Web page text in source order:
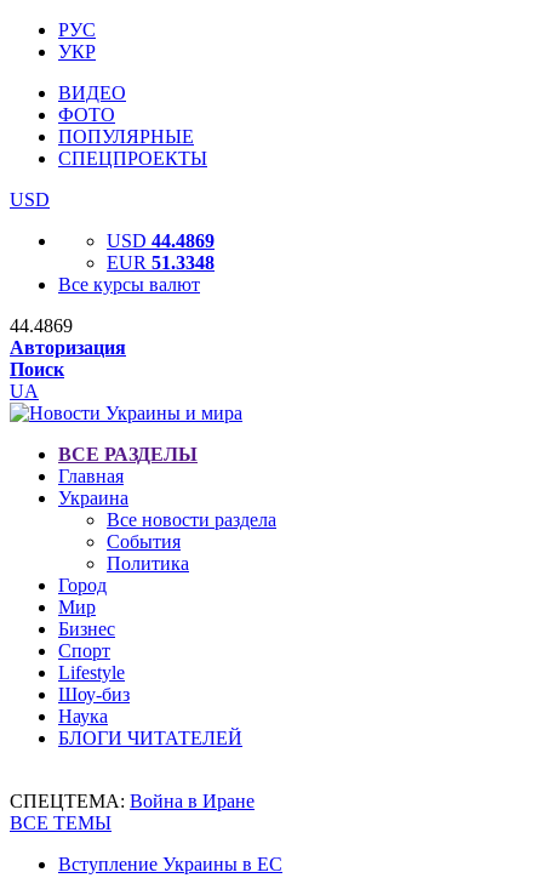
РУС
УКР
ВИДЕО
ФОТО
ПОПУЛЯРНЫЕ
СПЕЦПРОЕКТЫ
USD
USD 44.4869
EUR 51.3348
Все курсы валют
44.4869
Авторизация
Поиск
UA
ВСЕ РАЗДЕЛЫ
Главная
Украина
Все новости раздела
События
Политика
Город
Мир
Бизнес
Спорт
Lifestyle
Шоу-биз
Наука
БЛОГИ ЧИТАТЕЛЕЙ
СПЕЦТЕМА: Война в Иране
ВСЕ ТЕМЫ
Вступление Украины в ЕС